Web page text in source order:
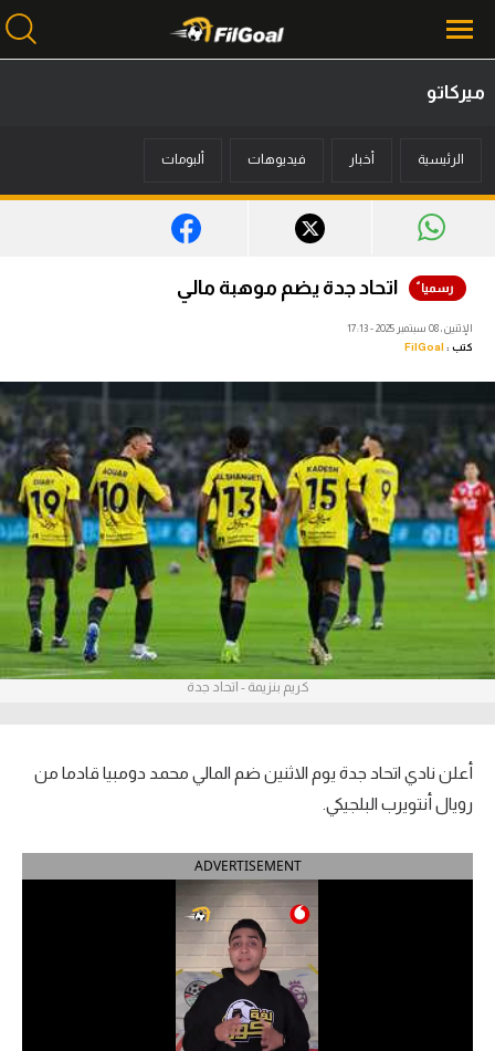
أخبار
ميركاتو
فانتازي في الجول
فيديوهات
عدسات
آراء حرة
ركن الألعاب
أمريكا 2026
الدوري الإنجليزي الممتاز
الدوري الإيطالي
الدوري السعودي للمحترفين
ميركاتو
الرئيسية أخبار فيديوهات ألبومات
اتحاد جدة يضم موهبة مالي
الإثنين، 08 سبتمبر 2025 - 17:13
كتب : FilGoal
كريم بنزيمة - اتحاد جدة
أعلن نادي اتحاد جدة يوم الاثنين ضم المالي محمد دومبيا قادما من
رويال أنتويرب البلجيكي.
ADVERTISEMENT